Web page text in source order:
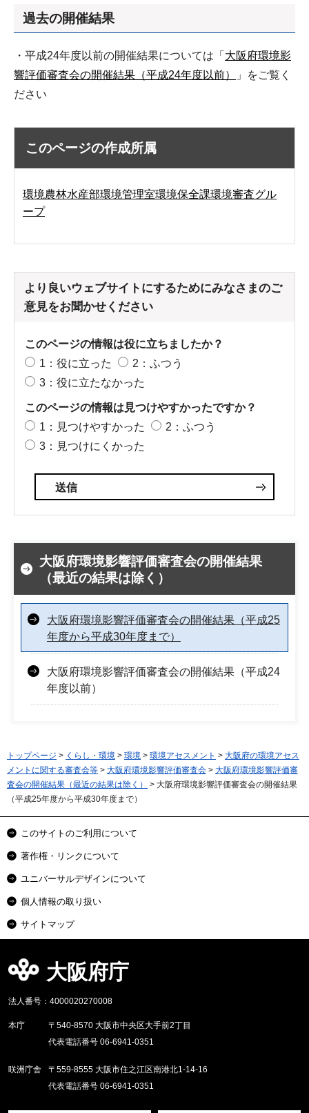
過去の開催結果
・平成24年度以前の開催結果については「 大阪府環境影
響評価審査会の開催結果（平成24年度以前）
」をご覧く
ださい
このページの作成所属
環境農林水産部環境管理室環境保全課環境審査グル
ープ
より良いウェブサイトにするためにみなさまのご
意見をお聞かせください
このページの情報は役に立ちましたか？
1：役に立った
2：ふつう
3：役に立たなかった
このページの情報は見つけやすかったですか？
1：見つけやすかった
2：ふつう
3：見つけにくかった
大阪府環境影響評価審査会の開催結果
（最近の結果は除く）
大阪府環境影響評価審査会の開催結果（平成25
年度から平成30年度まで）
大阪府環境影響評価審査会の開催結果（平成24
年度以前）
トップページ > くらし・環境 > 環境 > 環境アセスメント > 大阪府の環境アセス
メントに関する審査会等 > 大阪府環境影響評価審査会 > 大阪府環境影響評価審
査会の開催結果（最近の結果は除く）
> 大阪府環境影響評価審査会の開催結果
（平成25年度から平成30年度まで）
このサイトのご利用について
著作権・リンクについて
ユニバーサルデザインについて
個人情報の取り扱い
サイトマップ
大阪府庁
法人番号：4000020270008
本庁
〒540-8570 大阪市中央区大手前2丁目
代表電話番号 06-6941-0351
咲洲庁舎
〒559-8555 大阪市住之江区南港北1-14-16
代表電話番号 06-6941-0351